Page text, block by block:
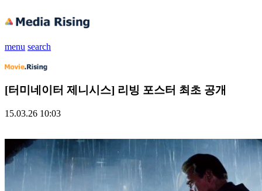
menu search
[터미네이터 제니시스] 리빙 포스터 최초 공개
15.03.26 10:03